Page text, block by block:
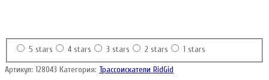
5 stars 4 stars 3 stars 2 stars 1 stars
Артикул: 128043 Категория: Трассоискатели RidGid